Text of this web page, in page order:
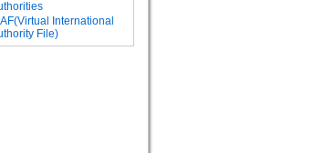
International
File)